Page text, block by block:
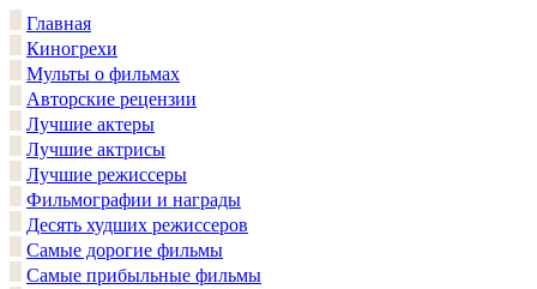
Главная
Киногрехи
Мульты о фильмах
Авторские рецензии
Лучшие актеры
Лучшие актрисы
Лучшие режиссеры
Фильмографии и награды
Десять худших режиссеров
Самые дорогие фильмы
Самые прибыльные фильмы